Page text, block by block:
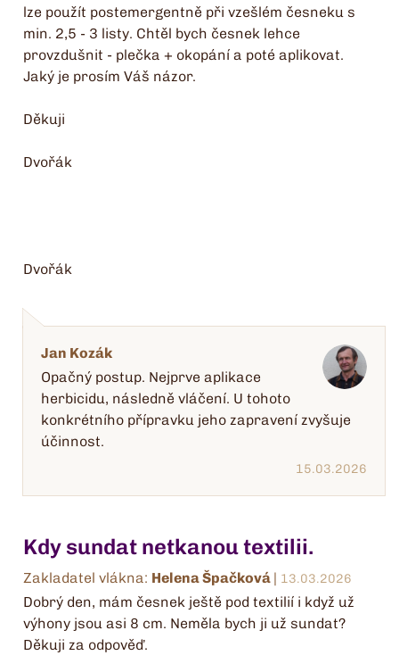
lze použít postemergentně při vzešlém česneku s
min. 2,5 - 3 listy. Chtěl bych česnek lehce
provzdušnit - plečka + okopání a poté aplikovat.
Jaký je prosím Váš názor.
Děkuji
Dvořák
Dvořák
Jan Kozák
Opačný postup. Nejprve aplikace
herbicidu, následně vláčení. U tohoto
konkrétního přípravku jeho zapravení zvyšuje
účinnost.
15.03.2026
Kdy sundat netkanou textilii.
Zakladatel vlákna: Helena Špačková | 13.03.2026
Dobrý den, mám česnek ještě pod textilií i když už
výhony jsou asi 8 cm. Neměla bych ji už sundat?
Děkuji za odpověď.